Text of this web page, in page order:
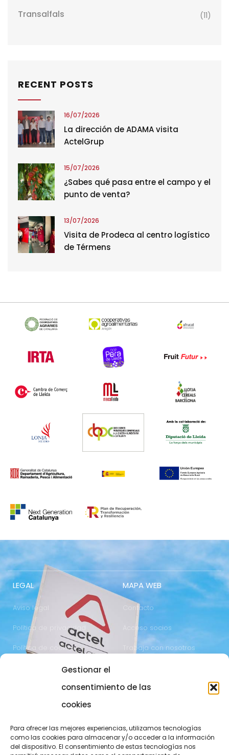
Gestionar el
consentimiento de las
cookies
Para ofrecer las mejores experiencias, utilizamos tecnologías
como las cookies para almacenar y/o acceder a la información
del dispositivo. El consentimiento de estas tecnologías nos
Transalfals (11)
RECENT POSTS
16/07/2026
La dirección de ADAMA visita
ActelGrup
15/07/2026
¿Sabes qué pasa entre el campo y el
punto de venta?
13/07/2026
Visita de Prodeca al centro logístico
de Térmens
LEGAL
Aviso legal
Política de privacidad
Política de cookies
MAPA WEB
Contacto
Acceso socios
Trabaja con nosotros
973 700 800
actel@actel.es
25196 Lleida
comunicacio@actel.es